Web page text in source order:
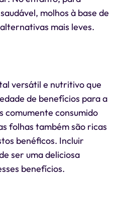
molhos à base de
mais leves.
versátil e nutritivo que
de benefícios para a
comumente consumido
folhas também são ricas
benéficos. Incluir
ser uma deliciosa
benefícios.